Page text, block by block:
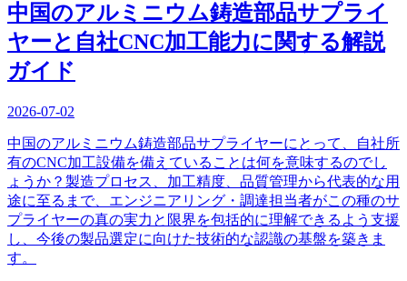
中国のアルミニウム鋳造部品サプライ
ヤーと自社CNC加工能力に関する解説
ガイド
2026-07-02
中国のアルミニウム鋳造部品サプライヤーにとって、自社所
有のCNC加工設備を備えていることは何を意味するのでし
ょうか？製造プロセス、加工精度、品質管理から代表的な用
途に至るまで、エンジニアリング・調達担当者がこの種のサ
プライヤーの真の実力と限界を包括的に理解できるよう支援
し、今後の製品選定に向けた技術的な認識の基盤を築きま
す。